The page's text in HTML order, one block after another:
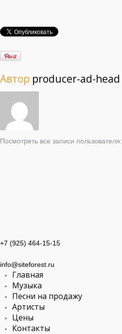
Автор producer-ad-head
Посмотреть все записи пользователя:
+7 (925) 464-15-15
info@siteforest.ru
Главная
Музыка
Песни на продажу
Артисты
Цены
Контакты